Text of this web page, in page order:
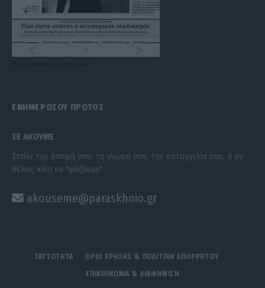
ΕΝΗΜΕΡΩΣΟΥ ΠΡΩΤΟΣ
ΣΕ ΑΚΟΥΜΕ
Στείλε την άποψή σου, τη γνώμη σου, την καταγγελία σου, ή αν
θέλεις κάτι να "ψάξουμε".
akouseme@paraskhnio.gr
ΤΑΥΤΟΤΗΤΑ ΟΡΟΙ ΧΡΗΣΗΣ & ΠΟΛΙΤΙΚΗ ΑΠΟΡΡΗΤΟΥ
ΕΠΙΚΟΙΝΩΝΙΑ & ΔΙΑΦΗΜΙΣΗ